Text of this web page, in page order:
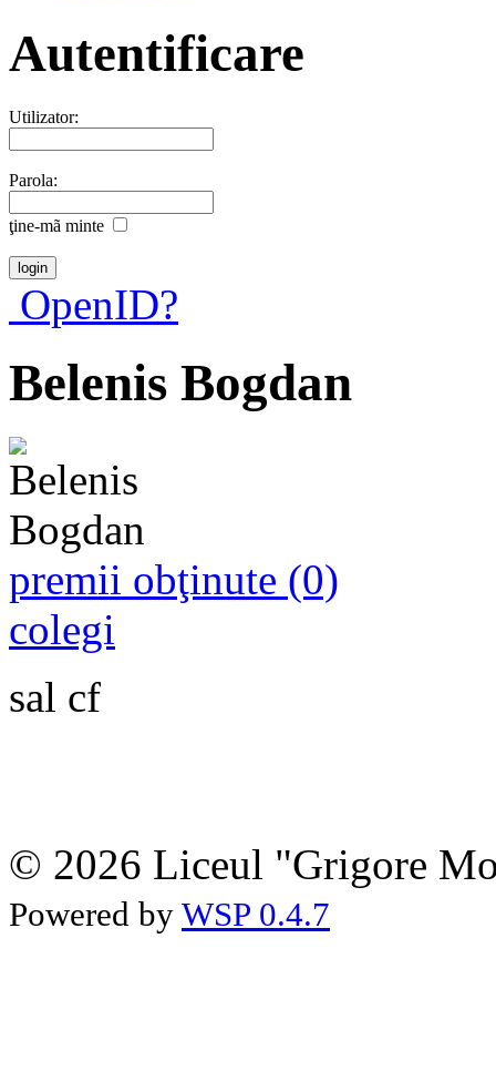
Autentificare
Utilizator:
Parola:
ţine-mã minte
OpenID?
Belenis Bogdan
premii obţinute (0)
colegi
sal cf
© 2026 Liceul "Grigore
Powered by WSP 0.4.7